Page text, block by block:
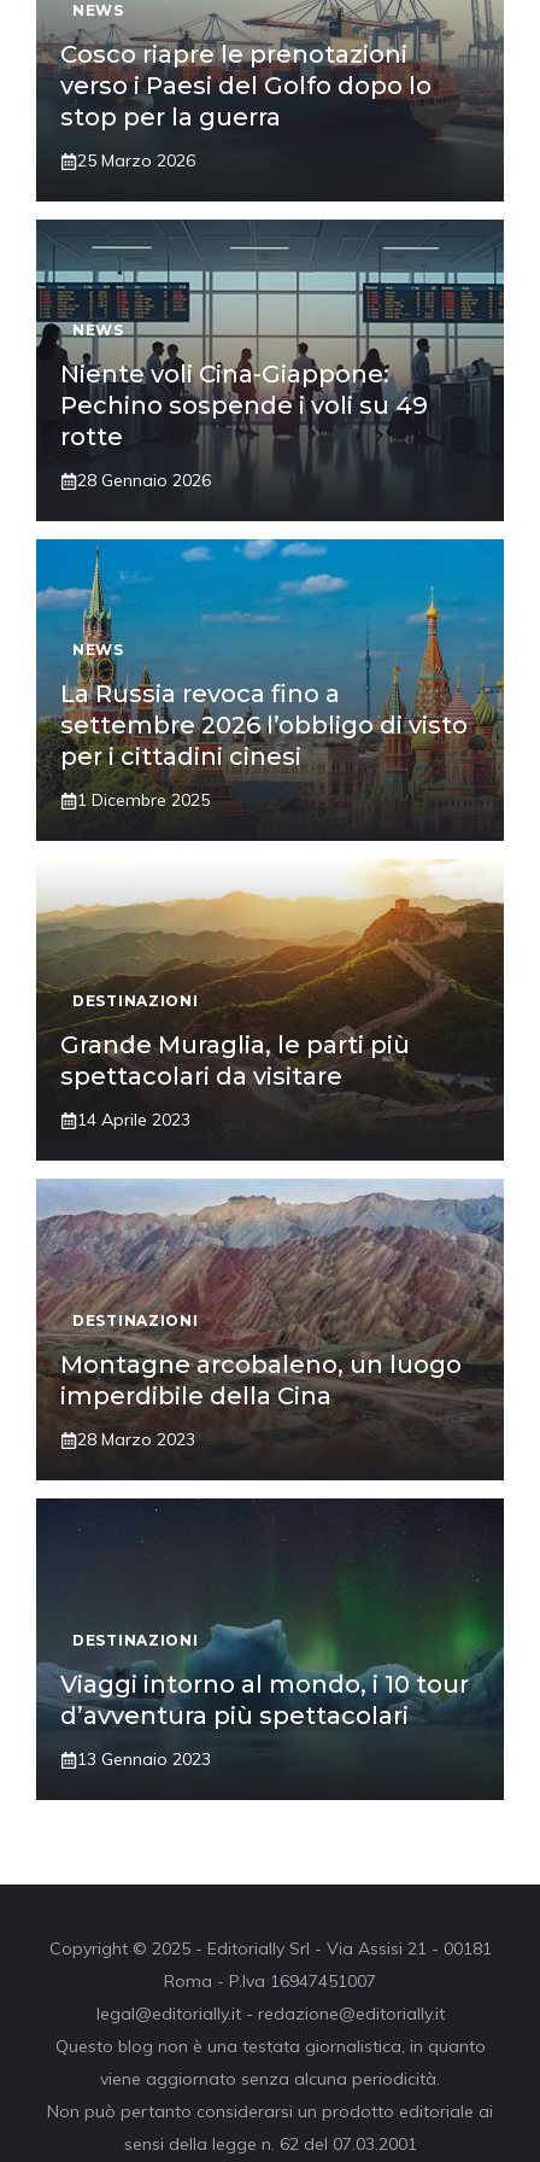
NEWS
Cosco riapre le prenotazioni
verso i Paesi del Golfo dopo lo
stop per la guerra
25 Marzo 2026
NEWS
Niente voli Cina-Giappone:
Pechino sospende i voli su 49
rotte
28 Gennaio 2026
NEWS
La Russia revoca fino a
settembre 2026 l’obbligo di visto
per i cittadini cinesi
1 Dicembre 2025
DESTINAZIONI
Grande Muraglia, le parti più
spettacolari da visitare
14 Aprile 2023
DESTINAZIONI
Montagne arcobaleno, un luogo
imperdibile della Cina
28 Marzo 2023
DESTINAZIONI
Viaggi intorno al mondo, i 10 tour
d’avventura più spettacolari
13 Gennaio 2023
Copyright © 2025 - Editorially Srl - Via Assisi 21 - 00181
Roma - P.Iva 16947451007
legal@editorially.it - redazione@editorially.it
Questo blog non è una testata giornalistica, in quanto
viene aggiornato senza alcuna periodicità.
Non può pertanto considerarsi un prodotto editoriale ai
sensi della legge n. 62 del 07.03.2001